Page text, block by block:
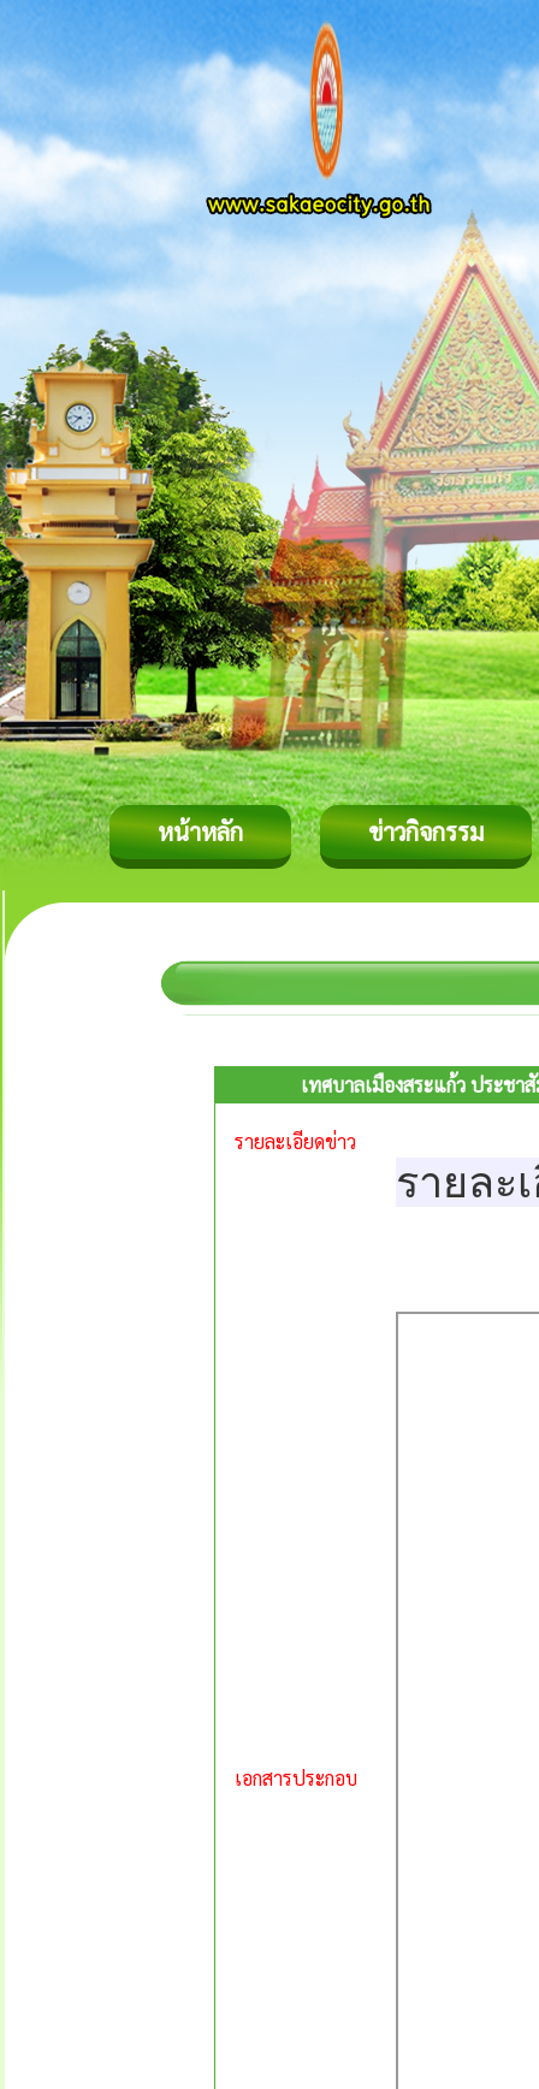
หน้าหลัก ข่าวกิจกรรม
เทศบาลเมืองสระแก้ว ประชา
รายละเอียดข่าว
รายละ
เอกสารประกอบ